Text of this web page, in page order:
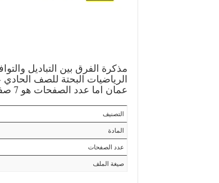
مذكرة الفرق بين التباديل
الرياضيات البحتة للصف
عمان اما عدد الصفحات هو 7 صفحة.
التصنيف
المادة
عدد الصفحات
صيغة الملف